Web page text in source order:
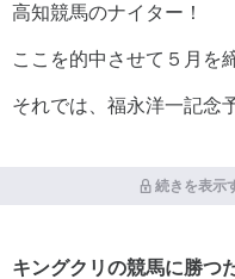
高知競馬のナイター！
ここを的中させて５月を
それでは、福永洋一記念
続きを表示
キングクリの競馬に勝つ